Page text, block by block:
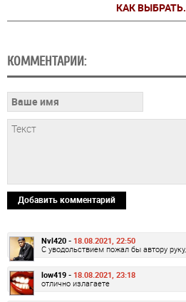
КАК
КОММЕНТАРИИ:
Добавить комментарий
Nvl420 - 18.08.2021, 22:50
С уводольствием пожал бы автору
low419 - 18.08.2021, 23:18
отлично излагаете